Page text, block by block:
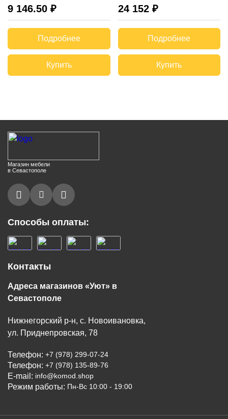
9 146.50 ₽
Подробнее
Купить
24 152 ₽
Подробнее
Купить
Магазин мебели
в Севастополе
Способы оплаты:
Контакты
Адреса магазинов «Уют» в
Севастополе
Нижнегорский р-н, с. Новоивановка,
ул. Приднепровская, 78
Телефон: +7 (978) 299-07-24
Телефон: +7 (978) 135-89-76
E-mail: info@komod.shop
Режим работы: Пн-Вс 10:00 - 19:00